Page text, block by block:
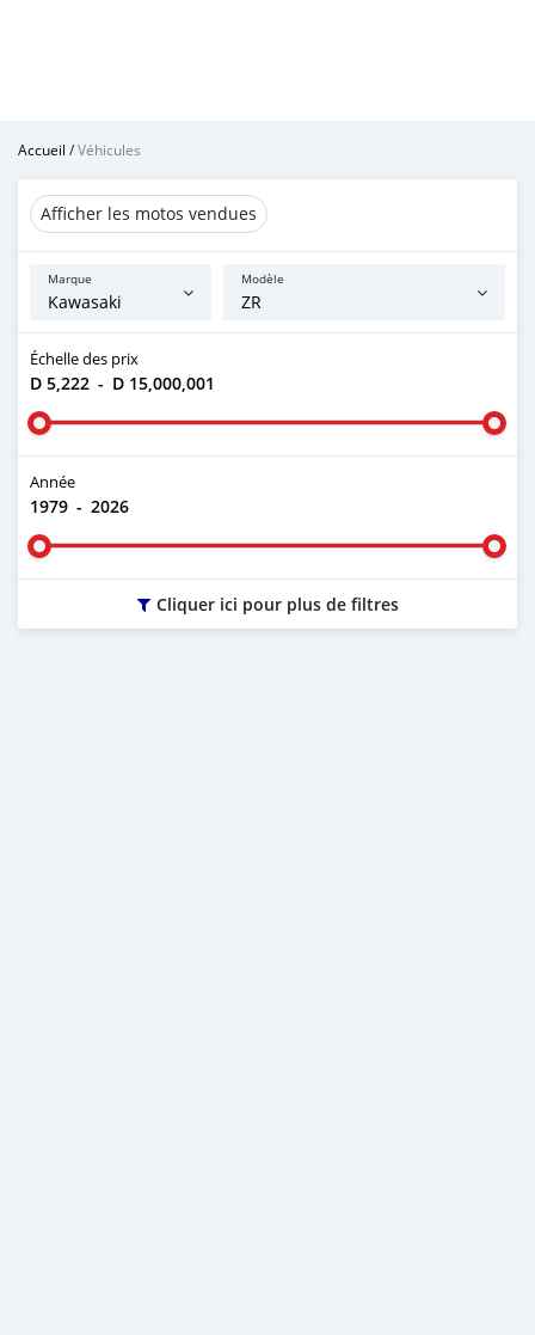
Accueil /Véhicules
Afficher les motos vendues
Marque Modèle
Échelle des prix
D 5,222 - D 15,000,001
Année
1979 - 2026
Cliquer ici pour plus de filtres